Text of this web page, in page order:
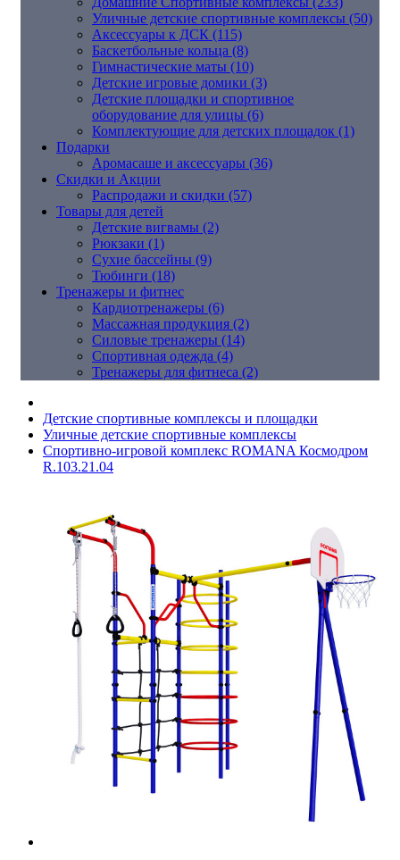
Уличные детские спортивные комплексы (50)
Аксессуары к ДСК (115)
Баскетбольные кольца (8)
Гимнастические маты (10)
Детские игровые домики (3)
Детские площадки и спортивное
оборудование для улицы (6)
Комплектующие для детских площадок (1)
Подарки
Аромасаше и аксессуары (36)
Скидки и Акции
Распродажи и скидки (57)
Товары для детей
Детские вигвамы (2)
Рюкзаки (1)
Сухие бассейны (9)
Тюбинги (18)
Тренажеры и фитнес
Кардиотренажеры (6)
Массажная продукция (2)
Силовые тренажеры (14)
Спортивная одежда (4)
Тренажеры для фитнеса (2)
Детские спортивные комплексы и площадки
Уличные детские спортивные комплексы
Спортивно-игровой комплекс ROMANA Космодром
R.103.21.04